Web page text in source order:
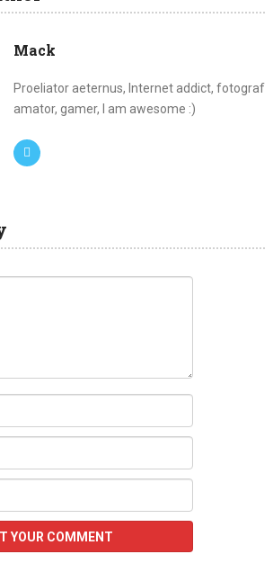
Mack
Proeliator aeternus, Internet addict, fotograf
amator, gamer, I am awesome :)